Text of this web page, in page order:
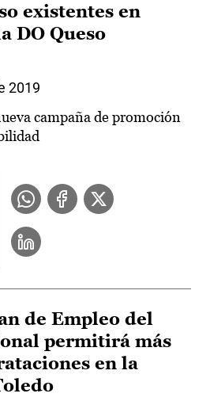
existentes en
DO Queso
2019
campaña de promoción
de Empleo del
permitirá más
en la